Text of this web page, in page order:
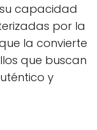
capacidad
por la
la convierte
que buscan
y